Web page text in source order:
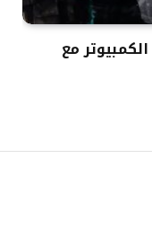
الكمبيوتر مع